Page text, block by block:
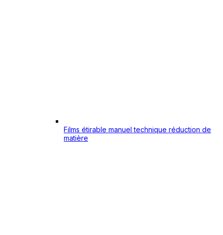
Films étirable manuel technique réduction de
matière